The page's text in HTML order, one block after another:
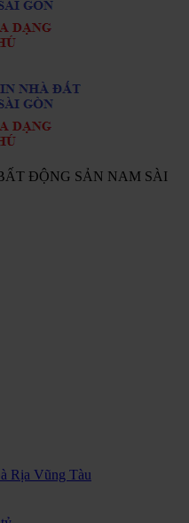
ĐỘNG SẢN NAM SÀI
Rịa Vũng Tàu